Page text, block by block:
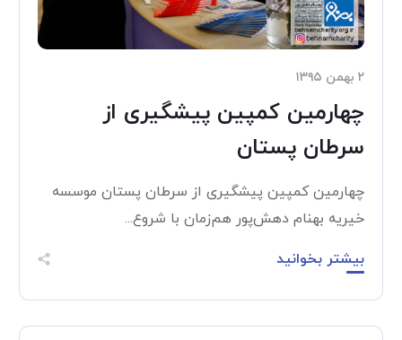
۲ بهمن ۱۳۹۵
چهارمین کمپین پیشگیری از
سرطان پستان
چهارمین کمپین پیشگیری از سرطان پستان موسسه
خيريه بهنام دهش‌پور هم‌زمان با شروع...
بیشتر بخوانید